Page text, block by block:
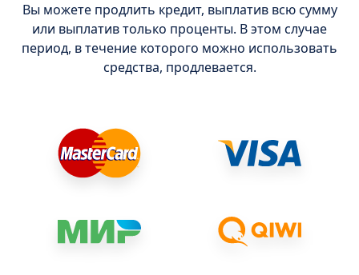
Вы можете продлить кредит, выплатив всю сумму
или выплатив только проценты. В этом случае
период, в течение которого можно использовать
средства, продлевается.